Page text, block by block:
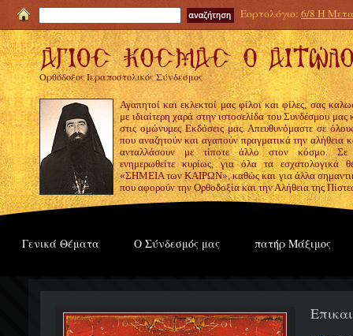
Εορτολόγιο: 6/8 Η
Ορθόδοξος Ιεραποστολικός Σύνδεσμος
Αγαπητοί και εκλεκτοί μας φίλοι και φίλες, σας
με ιδιαίτερη χαρά στην ιστοσελίδα του Συνδέσμου μας
στις ομώνυμες Εκδόσεις μας. Απευθυνόμαστε σε
που αναζητούν και αγαπούν πραγματικά την αλήθεια
ανταλλάσουν με τίποτε άλλο στον κόσμο.
ενημερωθείτε κυρίως, για όλα τα εσχατολογικά
«ΣΗΜΕΙΑ των ΚΑΙΡΩΝ», καθώς και για άλλα
που αφορούν την Ορθοδοξία και την Αλήθεια της
Γενικά Θέματα Ο Σύνδεσμός μας πατήρ Μάξιμος